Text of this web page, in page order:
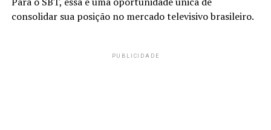
consolidar sua posição no mercado televisivo brasileiro.
PUBLICIDADE